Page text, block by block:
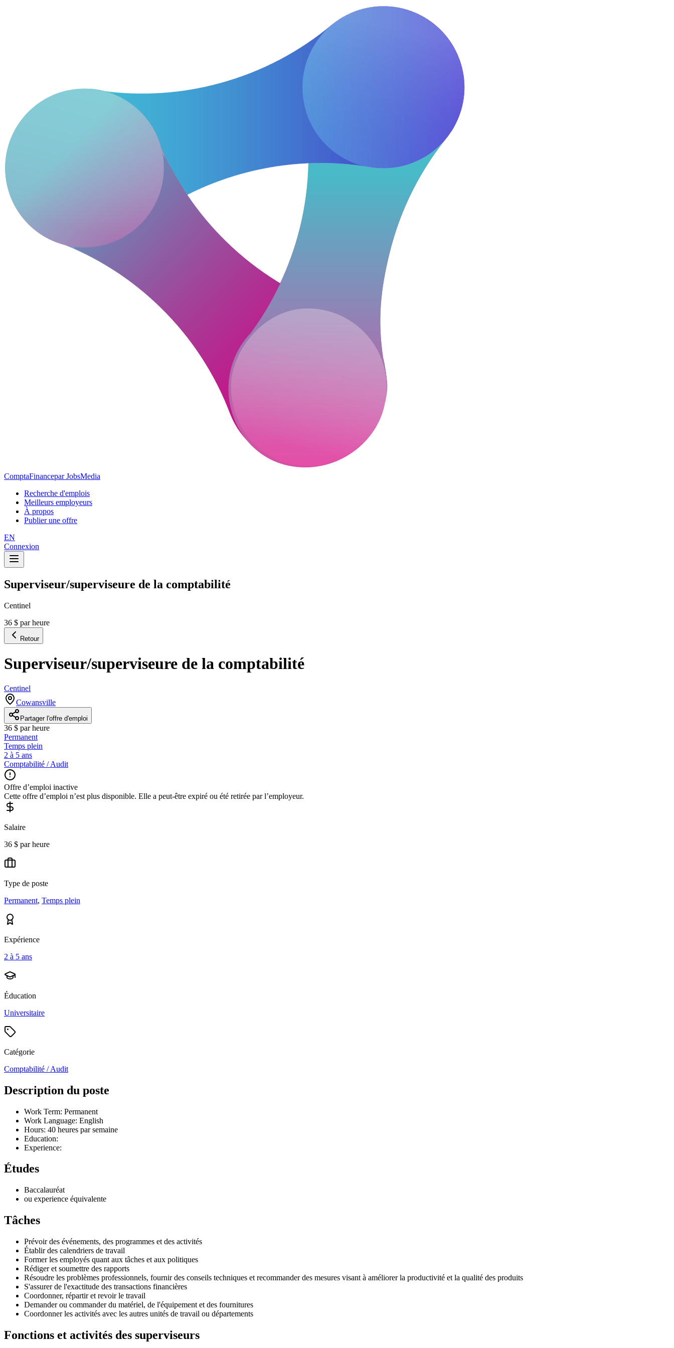
ComptaFinancepar JobsMedia
Recherche d'emplois
Meilleurs employeurs
À propos
Publier une offre
EN
Connexion
Superviseur/superviseure de la comptabilité
Centinel
36 $ par heure
Retour
Superviseur/superviseure de la comptabilité
Centinel
Cowansville
Partager l'offre d'emploi
36 $ par heure
Permanent
Temps plein
2 à 5 ans
Comptabilité / Audit
Offre d’emploi inactive
Cette offre d’emploi n’est plus disponible. Elle a peut-être expiré ou été retirée par l’employeur.
Salaire
36 $ par heure
Type de poste
Permanent, Temps plein
Expérience
2 à 5 ans
Éducation
Universitaire
Catégorie
Comptabilité / Audit
Description du poste
Work Term: Permanent
Work Language: English
Hours: 40 heures par semaine
Education:
Experience:
Études
Baccalauréat
ou experience équivalente
Tâches
Prévoir des événements, des programmes et des activités
Établir des calendriers de travail
Former les employés quant aux tâches et aux politiques
Rédiger et soumettre des rapports
Résoudre les problèmes professionnels, fournir des conseils techniques et recommander des mesures visant à améliorer la productivité et la qualité des produits
S'assurer de l'exactitude des transactions financières
Coordonner, répartir et revoir le travail
Demander ou commander du matériel, de l'équipement et des fournitures
Coordonner les activités avec les autres unités de travail ou départements
Fonctions et activités des superviseurs